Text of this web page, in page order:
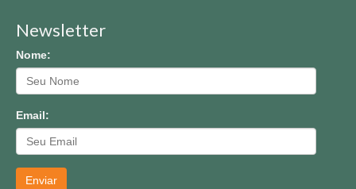
Newsletter
Nome:
Email:
Enviar